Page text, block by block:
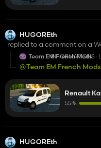
HUGOREth
replied to a comment on a
Team EM French Mods
INFORMATIONS
notre équipe est
principal est
@Team EM French Mods
pied au plus vite
Renault
55%
HUGOREth